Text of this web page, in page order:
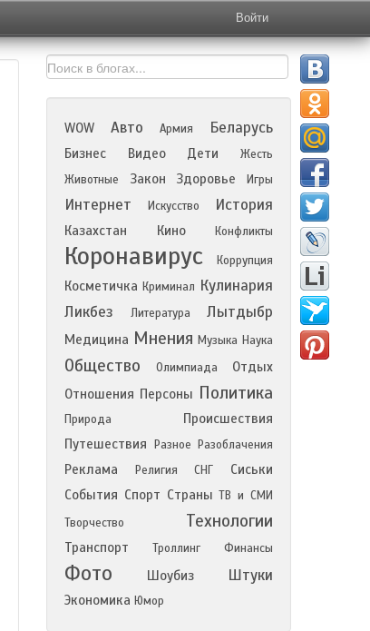
Войти
WOW Авто Армия Беларусь
Бизнес Видео Дети
Жесть
Животные
Закон Здоровье Игры
Интернет Искусство История
Казахстан Кино Конфликты
Коронавирус Коррупция
Косметичка Криминал Кулинария
Ликбез
Литература Лытдыбр
Медицина Мнения Музыка Наука
Общество Олимпиада
Отдых
Отношения Персоны Политика
Природа
Происшествия
Путешествия
Разное Разоблачения
Реклама Религия СНГ
Сиськи
События Спорт Страны ТВ и СМИ
Творчество
Технологии
Транспорт Троллинг Финансы
Фото Шоубиз Штуки
Экономика Юмор